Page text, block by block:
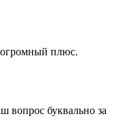
плюс.
вопрос буквально за